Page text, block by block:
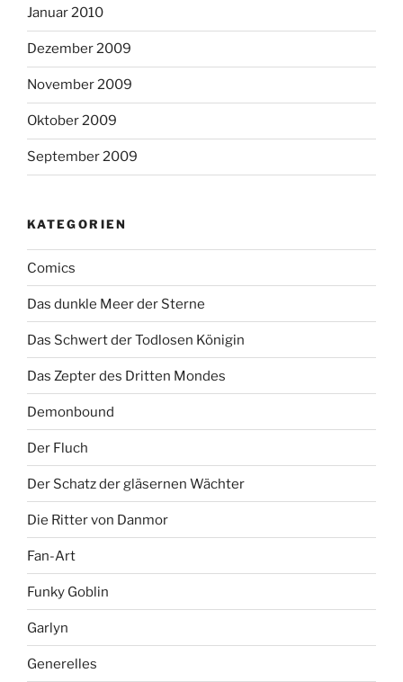
Januar 2010
Dezember 2009
November 2009
Oktober 2009
September 2009
KATEGORIEN
Comics
Das dunkle Meer der Sterne
Das Schwert der Todlosen Königin
Das Zepter des Dritten Mondes
Demonbound
Der Fluch
Der Schatz der gläsernen Wächter
Die Ritter von Danmor
Fan-Art
Funky Goblin
Garlyn
Generelles